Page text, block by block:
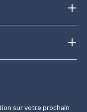
sur votre prochain